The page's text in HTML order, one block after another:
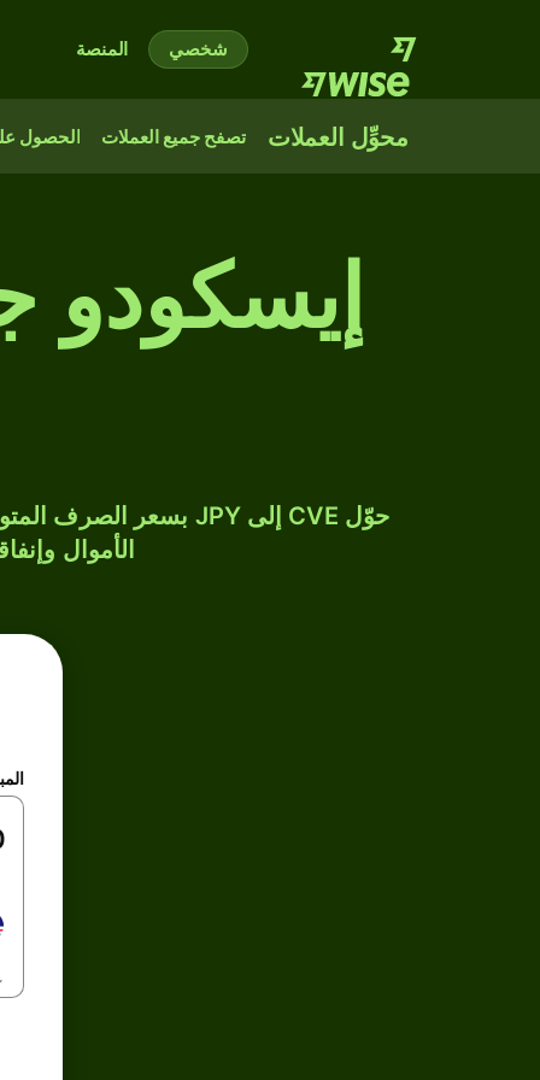
شخصي المنصة
محوِّل العملات تصفح جميع العملات الحصول
إيسكودو
الأموال